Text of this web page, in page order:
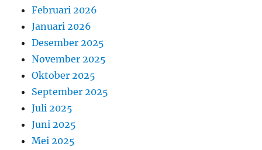
Februari 2026
Januari 2026
Desember 2025
November 2025
Oktober 2025
September 2025
Juli 2025
Juni 2025
Mei 2025